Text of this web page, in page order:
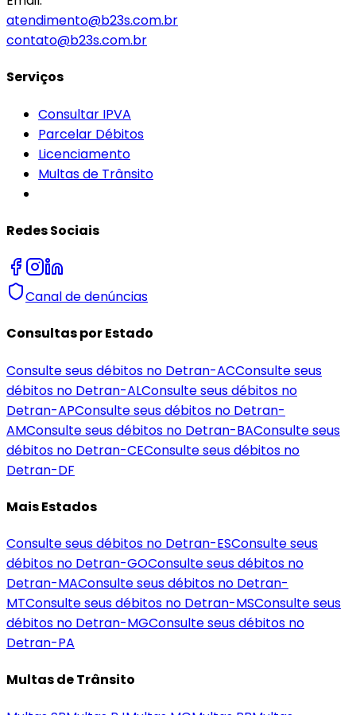
atendimento@b23s.com.br
contato@b23s.com.br
Serviços
Consultar IPVA
Parcelar Débitos
Licenciamento
Multas de Trânsito
Redes Sociais
Canal de denúncias
Consultas por Estado
Consulte seus débitos no Detran-ACConsulte seus
débitos no Detran-ALConsulte seus débitos no
Detran-APConsulte seus débitos no Detran-
AMConsulte seus débitos no Detran-BAConsulte seus
débitos no Detran-CEConsulte seus débitos no
Detran-DF
Mais Estados
Consulte seus débitos no Detran-ESConsulte seus
débitos no Detran-GOConsulte seus débitos no
Detran-MAConsulte seus débitos no Detran-
MTConsulte seus débitos no Detran-MSConsulte seus
débitos no Detran-MGConsulte seus débitos no
Detran-PA
Multas de Trânsito